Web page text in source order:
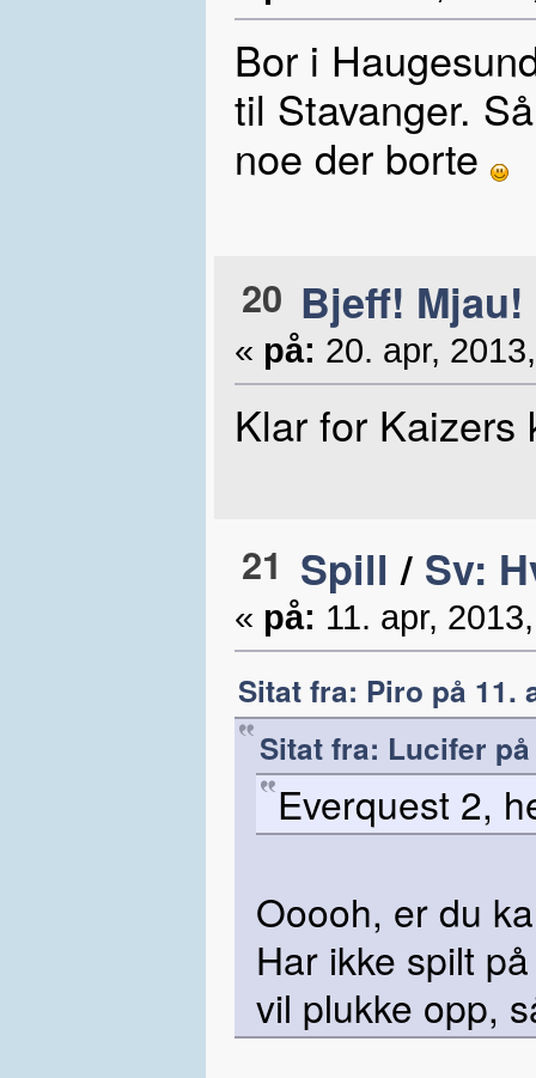
Bor i
til Stavanger.
noe der borte
20 Bjeff! Mjau!
« på: 20. apr,
Klar for
21 Spill / Sv:
« på: 11. apr,
Sitat fra: Piro på 11.
Sitat fra: Lucifer på
Everquest 2,
Ooooh, er du
Har ikke spilt
vil plukke opp,